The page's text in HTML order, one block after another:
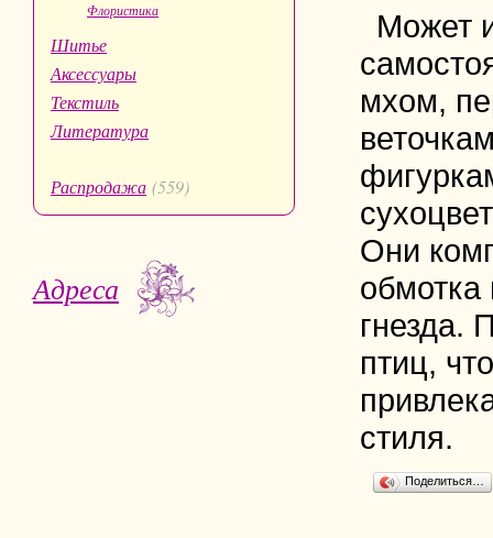
Флористика
Шитье
Аксессуары
Текстиль
Литература
Распродажа (559)
Адреса
Может
мхом,
Они
обмотка
гнезда.
птиц,
стиля.
Поделиться…